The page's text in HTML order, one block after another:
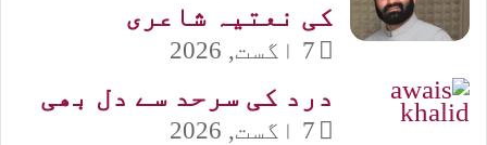
کی نعتیہ شاعری
7 اگست, 2026
درد کی سرحد سے دل بھی
7 اگست, 2026